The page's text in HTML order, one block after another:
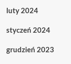
luty 2024
styczeń 2024
grudzień 2023